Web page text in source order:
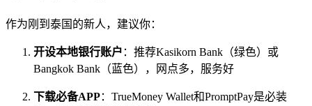
作为刚到泰国的新人，建议你：
开设本地银行账户 ：推荐Kasikorn Bank（绿色）或
Bangkok Bank（蓝色），网点多，服务好
下载必备APP：TrueMoney Wallet和PromptPay是必装